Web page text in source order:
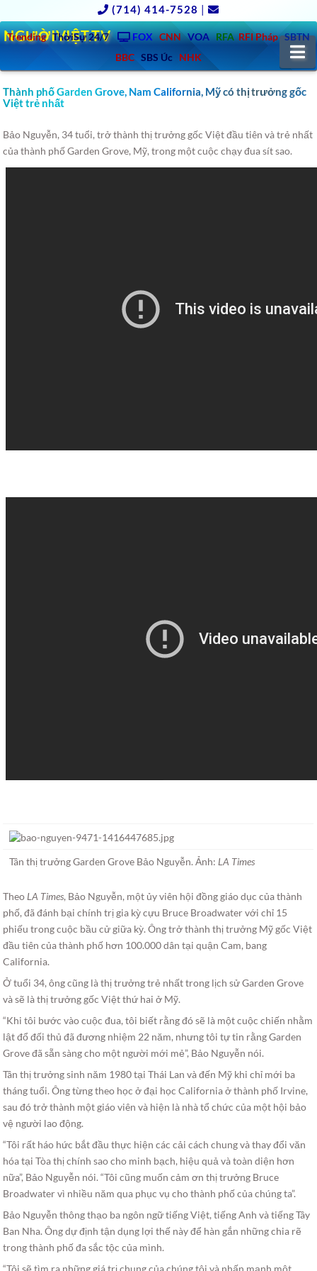
(714) 414-7528 |
Trending ThờiSự 24/7 FOX CNN VOA RFA RFI Pháp SBTN
BBC SBS Úc NHK
NGƯỜIVIỆT.TV
Thành phố Garden Grove, Nam California, Mỹ có thị trưởng gốc
Việt trẻ nhất
Bảo Nguyễn, 34 tuổi, trở thành thị trưởng gốc Việt đầu tiên và trẻ nhất
của thành phố Garden Grove, Mỹ, trong một cuộc chạy đua sít sao.
Tân thị trưởng Garden Grove Bảo Nguyễn. Ảnh: LA Times
Theo LA Times, Bảo Nguyễn, một ủy viên hội đồng giáo dục của thành
phố, đã đánh bại chính trị gia kỳ cựu Bruce Broadwater với chỉ 15
phiếu trong cuộc bầu cử giữa kỳ. Ông trở thành thị trưởng Mỹ gốc Việt
đầu tiên của thành phố hơn 100.000 dân tại quận Cam, bang
California.
Ở tuổi 34, ông cũng là thị trưởng trẻ nhất trong lịch sử Garden Grove
và sẽ là thị trưởng gốc Việt thứ hai ở Mỹ.
“Khi tôi bước vào cuộc đua, tôi biết rằng đó sẽ là một cuộc chiến nhằm
lật đổ đối thủ đã đương nhiệm 22 năm, nhưng tôi tự tin rằng Garden
Grove đã sẵn sàng cho một người mới mẻ”, Bảo Nguyễn nói.
Tân thị trưởng sinh năm 1980 tại Thái Lan và đến Mỹ khi chỉ mới ba
tháng tuổi. Ông từng theo học ở đại học California ở thành phố Irvine,
sau đó trở thành một giáo viên và hiện là nhà tổ chức của một hội bảo
vệ người lao động.
“Tôi rất háo hức bắt đầu thực hiện các cải cách chung và thay đổi văn
hóa tại Tòa thị chính sao cho minh bạch, hiệu quả và toàn diện hơn
nữa”, Bảo Nguyễn nói. “Tôi cũng muốn cảm ơn thị trưởng Bruce
Broadwater vì nhiều năm qua phục vụ cho thành phố của chúng ta”.
Bảo Nguyễn thông thạo ba ngôn ngữ tiếng Việt, tiếng Anh và tiếng Tây
Ban Nha. Ông dự định tận dụng lợi thế này để hàn gắn những chia rẽ
trong thành phố đa sắc tộc của mình.
“Tôi sẽ tìm ra những giá trị chung của chúng tôi và nhấn mạnh một